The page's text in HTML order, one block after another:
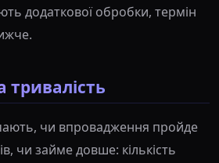
додаткової обробки, термін
чи впровадження пройде
чи займе довше: кількість